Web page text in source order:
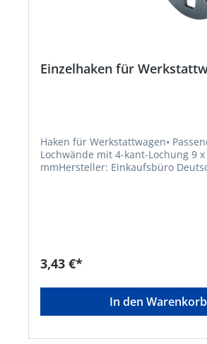
Einzelhaken für
Haken für Werkstattwagen•
Lochwände mit 4-kant-Lochung 9 x
mmHersteller: Einkaufsbüro
3,43 €*
In den Warenkorb